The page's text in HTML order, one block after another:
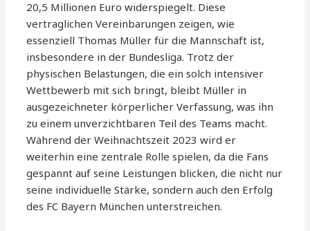
20,5 Millionen Euro widerspiegelt. Diese
vertraglichen Vereinbarungen zeigen, wie
essenziell Thomas Müller für die Mannschaft ist,
insbesondere in der Bundesliga. Trotz der
physischen Belastungen, die ein solch intensiver
Wettbewerb mit sich bringt, bleibt Müller in
ausgezeichneter körperlicher Verfassung, was ihn
zu einem unverzichtbaren Teil des Teams macht.
Während der Weihnachtszeit 2023 wird er
weiterhin eine zentrale Rolle spielen, da die Fans
gespannt auf seine Leistungen blicken, die nicht nur
seine individuelle Stärke, sondern auch den Erfolg
des FC Bayern München unterstreichen.